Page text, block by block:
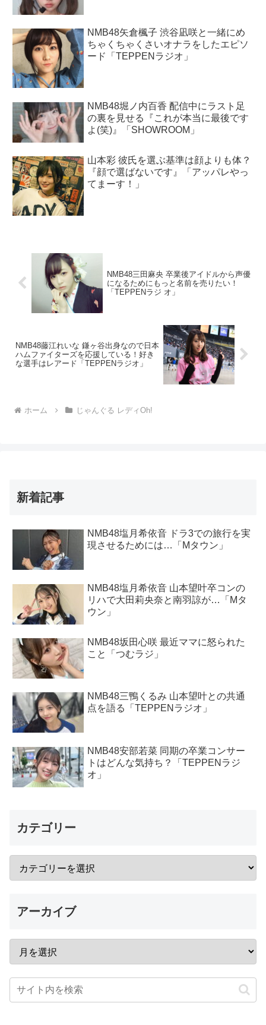
NMB48矢倉楓子 渋谷凪咲と一緒にめ
ちゃくちゃくさいオナラをしたエピソ
ード「TEPPENラジオ」
NMB48堀ノ内百香 配信中にラスト足
の裏を見せる『これが本当に最後です
よ(笑)』「SHOWROOM」
山本彩 彼氏を選ぶ基準は顔よりも体？
『顔で選ばないです』「アッパレやっ
てまーす！」
NMB48三田麻央 卒業後アイドルから声優
になるためにもっと名前を売りたい！
「TEPPENラジ オ」
NMB48藤江れいな 鎌ヶ谷出身なので日本
ハムファイターズを応援している！好き
な選手はレアード「TEPPENラジオ」
ホーム じゃんぐる レディOh!
新着記事
NMB48塩月希依音 ドラ3での旅行を実
現させるためには…「Mタウン」
NMB48塩月希依音 山本望叶卒コンの
リハで大田莉央奈と南羽諒が…「Mタ
ウン」
NMB48坂田心咲 最近ママに怒られた
こと「つむラジ」
NMB48三鴨くるみ 山本望叶との共通
点を語る「TEPPENラジオ」
NMB48安部若菜 同期の卒業コンサー
トはどんな気持ち？「TEPPENラジ
オ」
カテゴリー
アーカイブ